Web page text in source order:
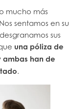
mucho más
sentamos en su
sus
una póliza de
ambas han de
.